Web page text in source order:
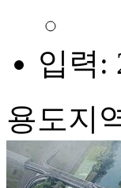
입력:
용도지